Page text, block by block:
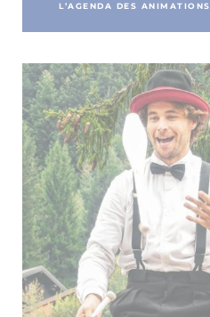
L’AGENDA DES ANIMATIONS